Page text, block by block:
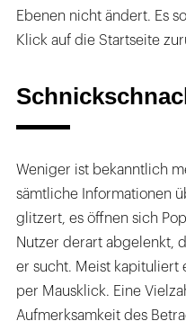
Ebenen nicht ändert. Es
Klick auf die Startseite
Weniger ist bekanntlich
sämtliche Informationen
glitzert, es öffnen sich
Nutzer derart abgelenkt,
er sucht. Meist kapituliert
per Mausklick. Eine
Aufmerksamkeit des